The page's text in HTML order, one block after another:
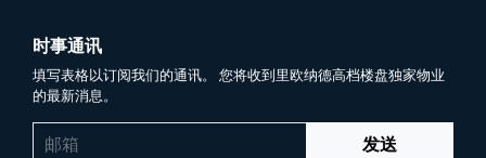
时事通讯
填写表格以订阅我们的通讯。 您将收到里欧纳德高档楼盘独家物业
的最新消息。
发送